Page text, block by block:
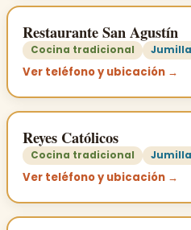
Restaurante San Agustín
Cocina tradicional
Ver teléfono y ubicación →
Reyes Católicos
Cocina tradicional
Ver teléfono y ubicación →